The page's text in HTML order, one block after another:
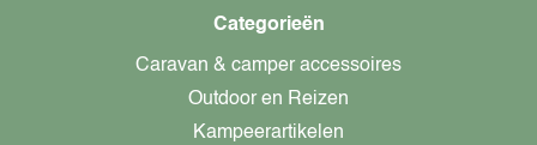
Categorieën
Caravan & camper accessoires
Outdoor en Reizen
Kampeerartikelen